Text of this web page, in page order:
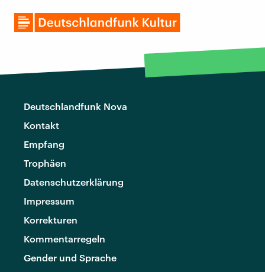
Deutschlandfunk Nova
Kontakt
Empfang
Trophäen
Datenschutzerklärung
Impressum
Korrekturen
Kommentarregeln
Gender und Sprache